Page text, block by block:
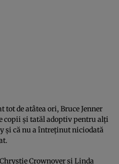
de atâtea ori, Bruce Jenner
copii şi tatăl adoptiv pentru alţi
şi că nu a întreţinut niciodată
Crownover şi Linda